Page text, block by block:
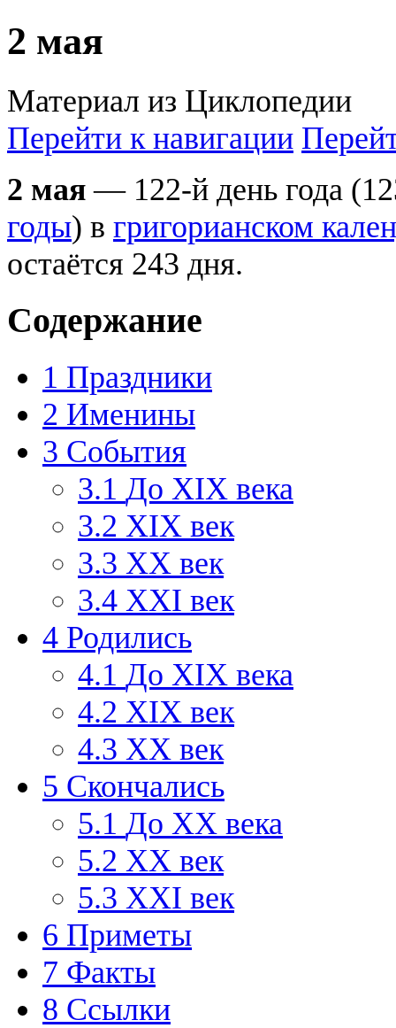
2 мая
Материал из Циклопедии
Перейти к навигации
2 мая — 122-й день года
годы) в григорианском
остаётся 243 дня.
Содержание
1 Праздники
2 Именины
3 События
3.1 До XIX века
3.2 XIX век
3.3 XX век
3.4 XXI век
4 Родились
4.1 До XIX века
4.2 XIX век
4.3 XX век
5 Скончались
5.1 До XX века
5.2 XX век
5.3 XXI век
6 Приметы
7 Факты
8 Ссылки